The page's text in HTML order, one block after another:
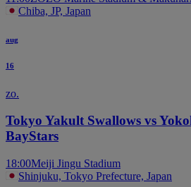
Chiba, JP, Japan
aug
16
zo.
Tokyo Yakult Swallows vs
BayStars
18:00Meiji Jingu Stadium
Shinjuku, Tokyo Prefecture, Japan